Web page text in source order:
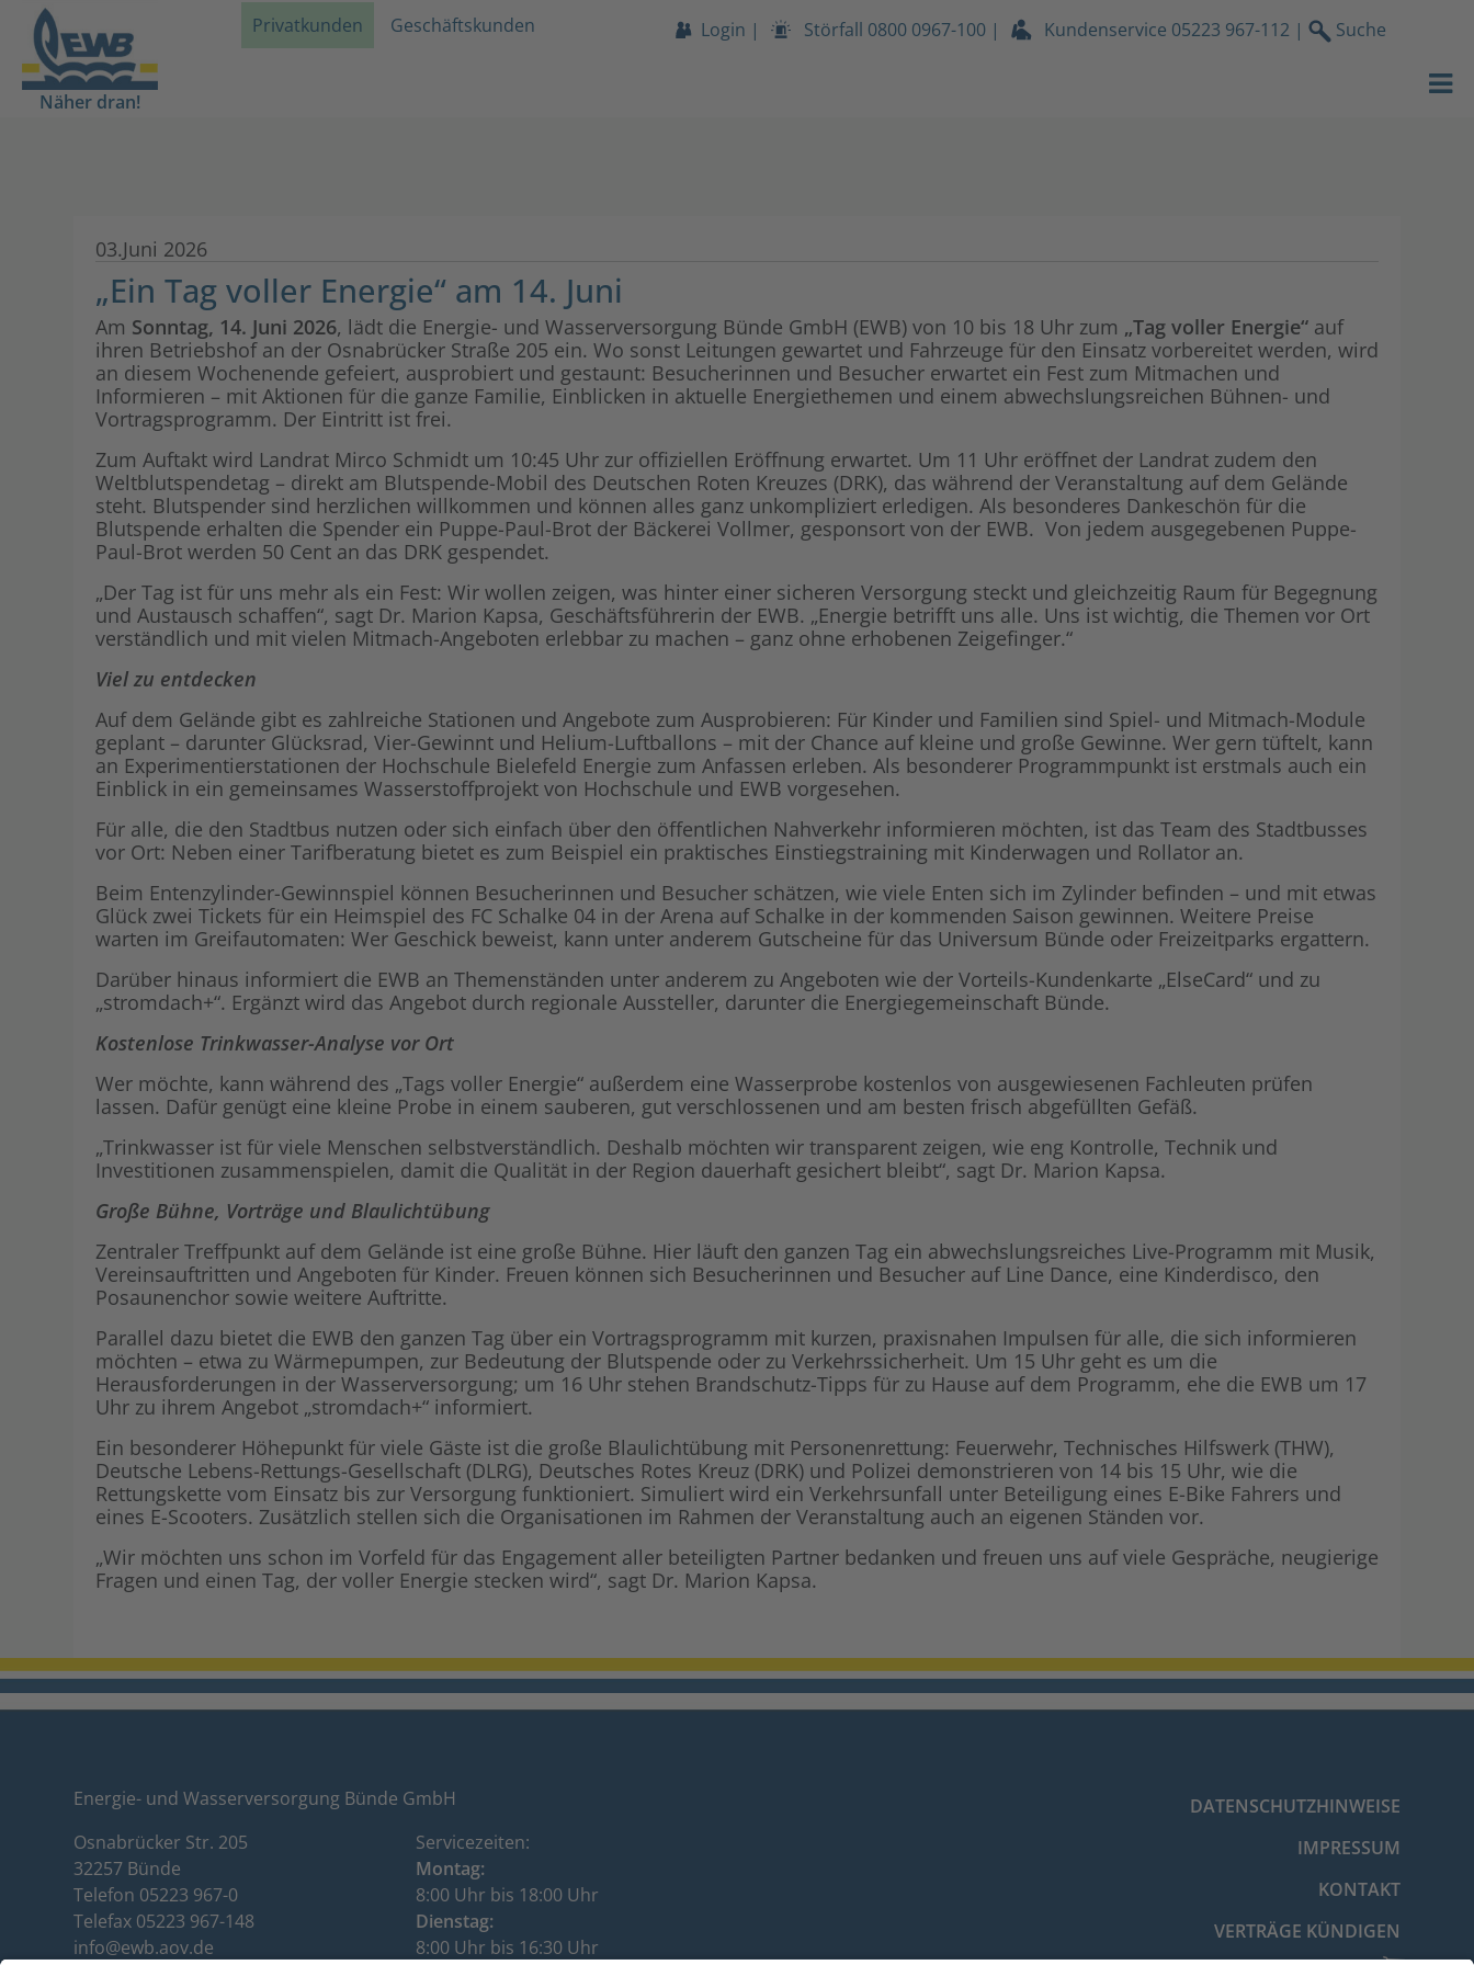
Näher dran!
Privatkunden Geschäftskunden Login | Störfall 0800 0967-100 | Kundenservice 05223 967-112 | Suche
03.Juni 2026
„Ein Tag voller Energie“ am 14. Juni
Am Sonntag, 14. Juni 2026, lädt die Energie- und Wasserversorgung Bünde GmbH (EWB) von 10 bis 18 Uhr zum „Tag voller Energie“ auf
ihren Betriebshof an der Osnabrücker Straße 205 ein. Wo sonst Leitungen gewartet und Fahrzeuge für den Einsatz vorbereitet werden, wird
an diesem Wochenende gefeiert, ausprobiert und gestaunt: Besucherinnen und Besucher erwartet ein Fest zum Mitmachen und
Informieren – mit Aktionen für die ganze Familie, Einblicken in aktuelle Energiethemen und einem abwechslungsreichen Bühnen- und
Vortragsprogramm. Der Eintritt ist frei.
Zum Auftakt wird Landrat Mirco Schmidt um 10:45 Uhr zur offiziellen Eröffnung erwartet. Um 11 Uhr eröffnet der Landrat zudem den
Weltblutspendetag – direkt am Blutspende-Mobil des Deutschen Roten Kreuzes (DRK), das während der Veranstaltung auf dem Gelände
steht. Blutspender sind herzlichen willkommen und können alles ganz unkompliziert erledigen. Als besonderes Dankeschön für die
Blutspende erhalten die Spender ein Puppe-Paul-Brot der Bäckerei Vollmer, gesponsort von der EWB. Von jedem ausgegebenen Puppe-
Paul-Brot werden 50 Cent an das DRK gespendet.
„Der Tag ist für uns mehr als ein Fest: Wir wollen zeigen, was hinter einer sicheren Versorgung steckt und gleichzeitig Raum für Begegnung
und Austausch schaffen“, sagt Dr. Marion Kapsa, Geschäftsführerin der EWB. „Energie betrifft uns alle. Uns ist wichtig, die Themen vor Ort
verständlich und mit vielen Mitmach-Angeboten erlebbar zu machen – ganz ohne erhobenen Zeigefinger.“
Viel zu entdecken
Auf dem Gelände gibt es zahlreiche Stationen und Angebote zum Ausprobieren: Für Kinder und Familien sind Spiel- und Mitmach-Module
geplant – darunter Glücksrad, Vier-Gewinnt und Helium-Luftballons – mit der Chance auf kleine und große Gewinne. Wer gern tüftelt, kann
an Experimentierstationen der Hochschule Bielefeld Energie zum Anfassen erleben. Als besonderer Programmpunkt ist erstmals auch ein
Einblick in ein gemeinsames Wasserstoffprojekt von Hochschule und EWB vorgesehen.
Für alle, die den Stadtbus nutzen oder sich einfach über den öffentlichen Nahverkehr informieren möchten, ist das Team des Stadtbusses
vor Ort: Neben einer Tarifberatung bietet es zum Beispiel ein praktisches Einstiegstraining mit Kinderwagen und Rollator an.
Beim Entenzylinder-Gewinnspiel können Besucherinnen und Besucher schätzen, wie viele Enten sich im Zylinder befinden – und mit etwas
Glück zwei Tickets für ein Heimspiel des FC Schalke 04 in der Arena auf Schalke in der kommenden Saison gewinnen. Weitere Preise
warten im Greifautomaten: Wer Geschick beweist, kann unter anderem Gutscheine für das Universum Bünde oder Freizeitparks ergattern.
Darüber hinaus informiert die EWB an Themenständen unter anderem zu Angeboten wie der Vorteils-Kundenkarte „ElseCard“ und zu
„stromdach+“. Ergänzt wird das Angebot durch regionale Aussteller, darunter die Energiegemeinschaft Bünde.
Kostenlose Trinkwasser-Analyse vor Ort
Wer möchte, kann während des „Tags voller Energie“ außerdem eine Wasserprobe kostenlos von ausgewiesenen Fachleuten prüfen
lassen. Dafür genügt eine kleine Probe in einem sauberen, gut verschlossenen und am besten frisch abgefüllten Gefäß.
„Trinkwasser ist für viele Menschen selbstverständlich. Deshalb möchten wir transparent zeigen, wie eng Kontrolle, Technik und
Investitionen zusammenspielen, damit die Qualität in der Region dauerhaft gesichert bleibt“, sagt Dr. Marion Kapsa.
Große Bühne, Vorträge und Blaulichtübung
Zentraler Treffpunkt auf dem Gelände ist eine große Bühne. Hier läuft den ganzen Tag ein abwechslungsreiches Live-Programm mit Musik,
Vereinsauftritten und Angeboten für Kinder. Freuen können sich Besucherinnen und Besucher auf Line Dance, eine Kinderdisco, den
Posaunenchor sowie weitere Auftritte.
Parallel dazu bietet die EWB den ganzen Tag über ein Vortragsprogramm mit kurzen, praxisnahen Impulsen für alle, die sich informieren
möchten – etwa zu Wärmepumpen, zur Bedeutung der Blutspende oder zu Verkehrssicherheit. Um 15 Uhr geht es um die
Herausforderungen in der Wasserversorgung; um 16 Uhr stehen Brandschutz-Tipps für zu Hause auf dem Programm, ehe die EWB um 17
Uhr zu ihrem Angebot „stromdach+“ informiert.
Ein besonderer Höhepunkt für viele Gäste ist die große Blaulichtübung mit Personenrettung: Feuerwehr, Technisches Hilfswerk (THW),
Deutsche Lebens-Rettungs-Gesellschaft (DLRG), Deutsches Rotes Kreuz (DRK) und Polizei demonstrieren von 14 bis 15 Uhr, wie die
Rettungskette vom Einsatz bis zur Versorgung funktioniert. Simuliert wird ein Verkehrsunfall unter Beteiligung eines E-Bike Fahrers und
eines E-Scooters. Zusätzlich stellen sich die Organisationen im Rahmen der Veranstaltung auch an eigenen Ständen vor.
„Wir möchten uns schon im Vorfeld für das Engagement aller beteiligten Partner bedanken und freuen uns auf viele Gespräche, neugierige
Fragen und einen Tag, der voller Energie stecken wird“, sagt Dr. Marion Kapsa.
Energie- und Wasserversorgung Bünde GmbH
Osnabrücker Str. 205
32257 Bünde
Telefon 05223 967-0
Telefax 05223 967-148
info@ewb.aov.de
Servicezeiten:
Montag:
8:00 Uhr bis 18:00 Uhr
Dienstag:
8:00 Uhr bis 16:30 Uhr
DATENSCHUTZHINWEISE
IMPRESSUM
KONTAKT
VERTRÄGE KÜNDIGEN
Services
EWB Portrait
Unser